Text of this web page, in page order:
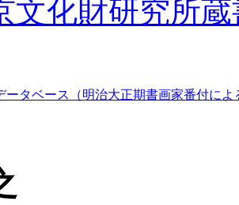
文化財研究所
ータベース（明治大正期書画家番付によ